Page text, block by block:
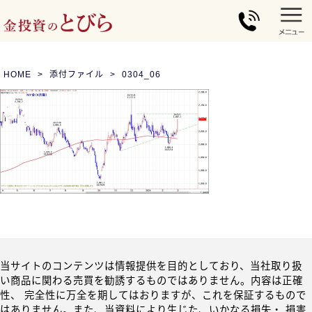
HOME 添付ファイル 0304_06
当サイトのコンテンツは情報提供を目的としており、当社取り扱
い商品に関わる売買を勧誘するものではありません。内容は正確
性、 完全性に万全を期してはおりますが、これを保証するもので